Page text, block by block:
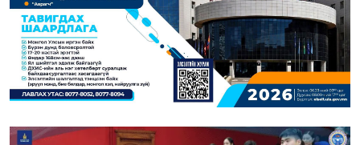
“АХЛАГЧ” МЭРГЭЖЛИЙН БОЛОВСРОЛЫН